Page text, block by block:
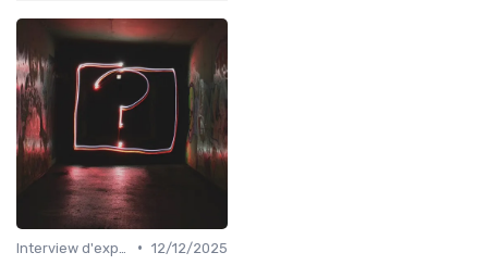
• 12/12/2025